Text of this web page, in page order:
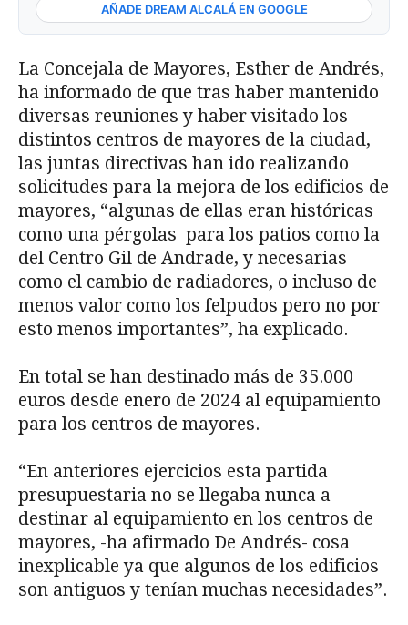
AÑADE DREAM ALCALÁ EN GOOGLE
La Concejala de Mayores, Esther de Andrés,
ha informado de que tras haber mantenido
diversas reuniones y haber visitado los
distintos centros de mayores de la ciudad,
las juntas directivas han ido realizando
solicitudes para la mejora de los edificios de
mayores, “algunas de ellas eran históricas
como una pérgolas para los patios como la
del Centro Gil de Andrade, y necesarias
como el cambio de radiadores, o incluso de
menos valor como los felpudos pero no por
esto menos importantes”, ha explicado.
En total se han destinado más de 35.000
euros desde enero de 2024 al equipamiento
para los centros de mayores.
“En anteriores ejercicios esta partida
presupuestaria no se llegaba nunca a
destinar al equipamiento en los centros de
mayores, -ha afirmado De Andrés- cosa
inexplicable ya que algunos de los edificios
son antiguos y tenían muchas necesidades”.